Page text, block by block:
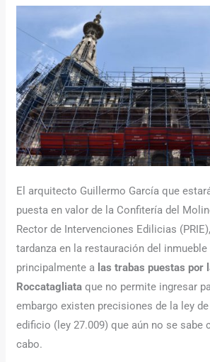
El arquitecto Guillermo García que
puesta en valor de la Confitería del
Rector de Intervenciones Edilicias
tardanza en la restauración del
principalmente a las trabas puestas por
Roccatagliata que no permite ingresar
embargo existen precisiones de la ley
edificio (ley 27.009) que aún no se sabe
cabo.